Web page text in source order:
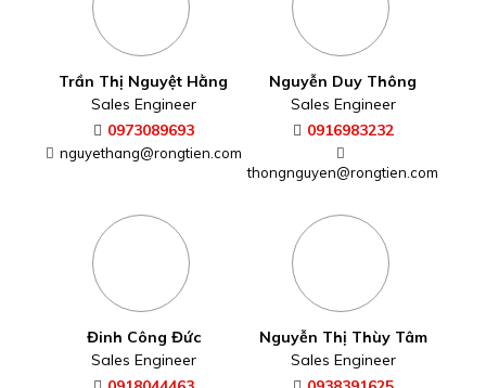
Trần Thị Nguyệt Hằng
Sales Engineer
0973089693
nguyethang@rongtien.com
Nguyễn Duy Thông
Sales Engineer
0916983232
thongnguyen@rongtien.com
Đinh Công Đức
Sales Engineer
Nguyễn Thị Thùy Tâm
Sales Engineer